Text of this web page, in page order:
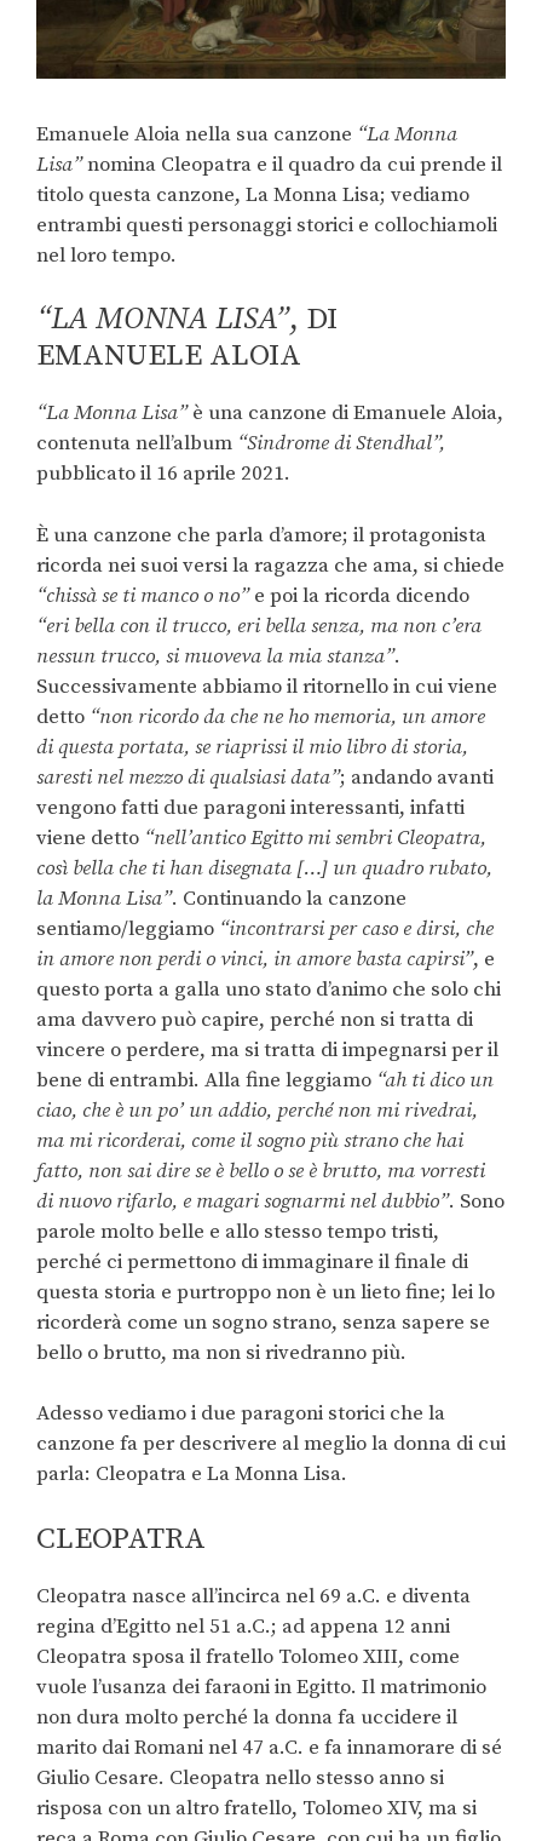
Emanuele Aloia nella sua canzone “La Monna
Lisa”nomina Cleopatra e il quadro da cui prende il
titolo questa canzone, La Monna Lisa; vediamo
entrambi questi personaggi storici e collochiamoli
nel loro tempo.
“LA MONNA LISA”, DI
EMANUELE ALOIA
“La Monna Lisa”è una canzone di Emanuele Aloia,
contenuta nell’album “Sindrome di Stendhal”,
pubblicato il 16 aprile 2021.
È una canzone che parla d’amore; il protagonista
ricorda nei suoi versi la ragazza che ama, si chiede
“chissà se ti manco o no”e poi la ricorda dicendo
“eri bella con il trucco, eri bella senza, ma non c’era
nessun trucco, si muoveva la mia stanza”.
Successivamente abbiamo il ritornello in cui viene
detto “non ricordo da che ne ho memoria, un amore
di questa portata, se riaprissi il mio libro di storia,
saresti nel mezzo di qualsiasi data”; andando avanti
vengono fatti due paragoni interessanti, infatti
viene detto “nell’antico Egitto mi sembri Cleopatra,
così bella che ti han disegnata […] un quadro rubato,
la Monna Lisa”. Continuando la canzone
sentiamo/leggiamo “incontrarsi per caso e dirsi, che
in amore non perdi o vinci, in amore basta capirsi”, e
questo porta a galla uno stato d’animo che solo chi
ama davvero può capire, perché non si tratta di
vincere o perdere, ma si tratta di impegnarsi per il
bene di entrambi. Alla fine leggiamo “ah ti dico un
ciao, che è un po’ un addio, perché non mi rivedrai,
ma mi ricorderai, come il sogno più strano che hai
fatto, non sai dire se è bello o se è brutto, ma vorresti
di nuovo rifarlo, e magari sognarmi nel dubbio”. Sono
parole molto belle e allo stesso tempo tristi,
perché ci permettono di immaginare il finale di
questa storia e purtroppo non è un lieto fine; lei lo
ricorderà come un sogno strano, senza sapere se
bello o brutto, ma non si rivedranno più.
Adesso vediamo i due paragoni storici che la
canzone fa per descrivere al meglio la donna di cui
parla: Cleopatra e La Monna Lisa.
CLEOPATRA
Cleopatra nasce all’incirca nel 69 a.C. e diventa
regina d’Egitto nel 51 a.C.; ad appena 12 anni
Cleopatra sposa il fratello Tolomeo XIII, come
vuole l’usanza dei faraoni in Egitto. Il matrimonio
non dura molto perché la donna fa uccidere il
marito dai Romani nel 47 a.C. e fa innamorare di sé
Giulio Cesare. Cleopatra nello stesso anno si
risposa con un altro fratello, Tolomeo XIV, ma si